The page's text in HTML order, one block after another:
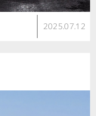
2025.07.12